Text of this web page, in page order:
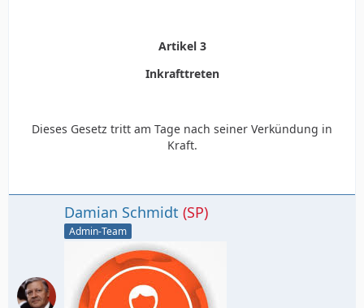
Artikel 3
Inkrafttreten
Dieses Gesetz tritt am Tage nach seiner Verkündung in
Kraft.
Damian Schmidt (SP)
Admin-Team